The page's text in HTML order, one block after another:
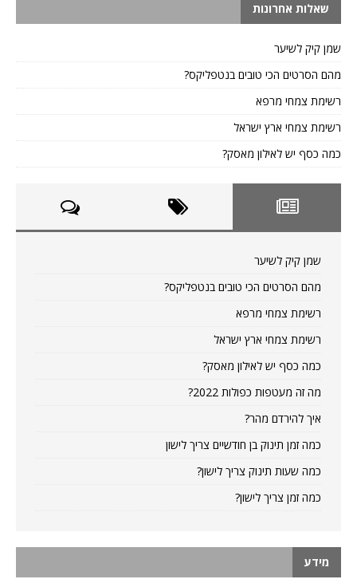
שאלות אחרונות
שמן קיק לשיער
מהם הסרטים הכי טובים בנטפליקס?
רשימת צמחי מרפא
רשימת צמחי ארץ ישראל
כמה כסף יש לאילון מאסק?
שמן קיק לשיער
מהם הסרטים הכי טובים בנטפליקס?
רשימת צמחי מרפא
רשימת צמחי ארץ ישראל
כמה כסף יש לאילון מאסק?
מה זה מעטפות כפולות 2022?
איך להירדם מהר?
כמה זמן תינוק בן חודשיים צריך לישון
כמה שעות תינוק צריך לישון?
כמה זמן צריך לישון?
מידע